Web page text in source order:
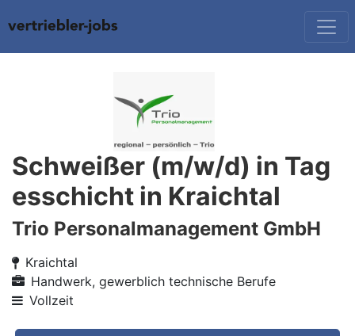
Schweißer (m/w/d) in Tag
esschicht in Kraichtal
Trio Personalmanagement GmbH
Kraichtal
Handwerk, gewerblich technische Berufe
Vollzeit